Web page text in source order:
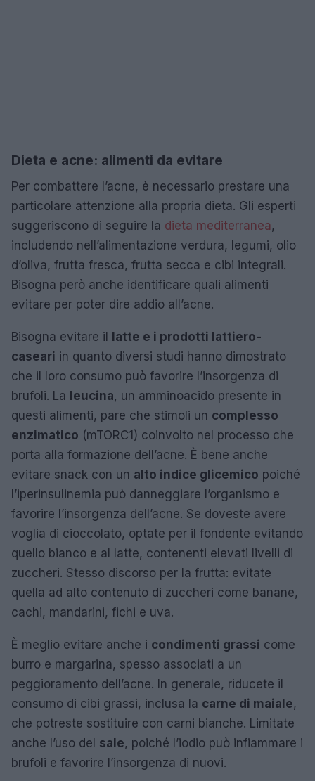
Dieta e acne: alimenti da evitare
Per combattere l’acne, è necessario prestare una
particolare attenzione alla propria dieta. Gli esperti
suggeriscono di seguire la dieta mediterranea,
includendo nell’alimentazione verdura, legumi, olio
d’oliva, frutta fresca, frutta secca e cibi integrali.
Bisogna però anche identificare quali alimenti
evitare per poter dire addio all’acne.
Bisogna evitare il latte e i prodotti lattiero-
caseari in quanto diversi studi hanno dimostrato
che il loro consumo può favorire l’insorgenza di
brufoli. La leucina, un amminoacido presente in
questi alimenti, pare che stimoli un complesso
enzimatico (mTORC1) coinvolto nel processo che
porta alla formazione dell’acne. È bene anche
evitare snack con un alto indice glicemico poiché
l’iperinsulinemia può danneggiare l’organismo e
favorire l’insorgenza dell’acne. Se doveste avere
voglia di cioccolato, optate per il fondente evitando
quello bianco e al latte, contenenti elevati livelli di
zuccheri. Stesso discorso per la frutta: evitate
quella ad alto contenuto di zuccheri come banane,
cachi, mandarini, fichi e uva.
È meglio evitare anche i condimenti grassi come
burro e margarina, spesso associati a un
peggioramento dell’acne. In generale, riducete il
consumo di cibi grassi, inclusa la carne di maiale,
che potreste sostituire con carni bianche. Limitate
anche l’uso del sale, poiché l’iodio può infiammare i
brufoli e favorire l’insorgenza di nuovi.